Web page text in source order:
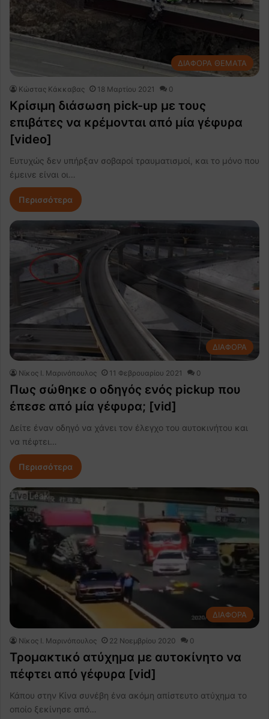
ΔΙΑΦΟΡΑ ΘΕΜΑΤΑ
Κώστας Κάκκαβας 18 Μαρτίου 2021 0
Κρίσιμη διάσωση pick-up με τους
επιβάτες να κρέμονται από μία γέφυρα
[video]
Ευτυχώς δεν υπήρξαν σοβαροί τραυματισμοί, και το μόνο που
έμεινε είναι οι…
Περισσότερα
ΔΙΑΦΟΡΑ
Nίκος Ι. Mαρινόπουλος 11 Φεβρουαρίου 2021 0
Πως σώθηκε ο οδηγός ενός pickup που
έπεσε από μία γέφυρα; [vid]
Δείτε έναν οδηγό να χάνει τον έλεγχο του αυτοκινήτου και
να πέφτει…
Περισσότερα
ΔΙΑΦΟΡΑ
Nίκος Ι. Mαρινόπουλος 22 Νοεμβρίου 2020 0
Τρομακτικό ατύχημα με αυτοκίνητο να
πέφτει από γέφυρα [vid]
Κάπου στην Κίνα συνέβη ένα ακόμη απίστευτο ατύχημα το
οποίο ξεκίνησε από…